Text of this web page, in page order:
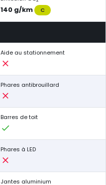
140 g/km C
Aide au stationnement
Phares antibrouillard
Barres de toit
Phares à LED
Jantes aluminium